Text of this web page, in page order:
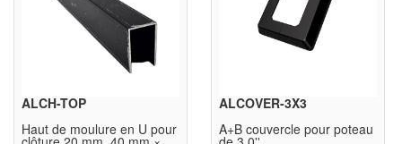
ALCH-TOP
Haut de moulure en U pour
ALCOVER-3X3
A+B couvercle pour poteau